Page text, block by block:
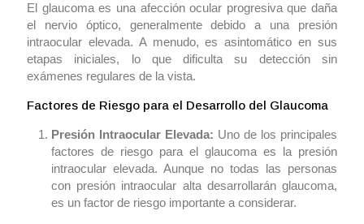
El glaucoma es una afección ocular progresiva que daña
el nervio óptico, generalmente debido a una presión
intraocular elevada. A menudo, es asintomático en sus
etapas iniciales, lo que dificulta su detección sin
exámenes regulares de la vista.
Factores de Riesgo para el Desarrollo del Glaucoma
Presión Intraocular Elevada: Uno de los principales
factores de riesgo para el glaucoma es la presión
intraocular elevada. Aunque no todas las personas
con presión intraocular alta desarrollarán glaucoma,
es un factor de riesgo importante a considerar.